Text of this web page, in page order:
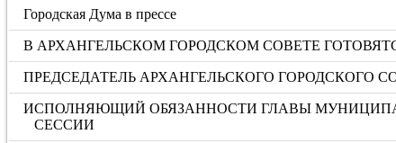
Городская Дума в прессе
В АРХАНГЕЛЬСКОМ ГОРОДСКОМ СОВЕТЕ
ПРЕДСЕДАТЕЛЬ АРХАНГЕЛЬСКОГО ГОРОДСКОГО
ИСПОЛНЯЮЩИЙ ОБЯЗАННОСТИ ГЛАВЫ
СЕССИИ